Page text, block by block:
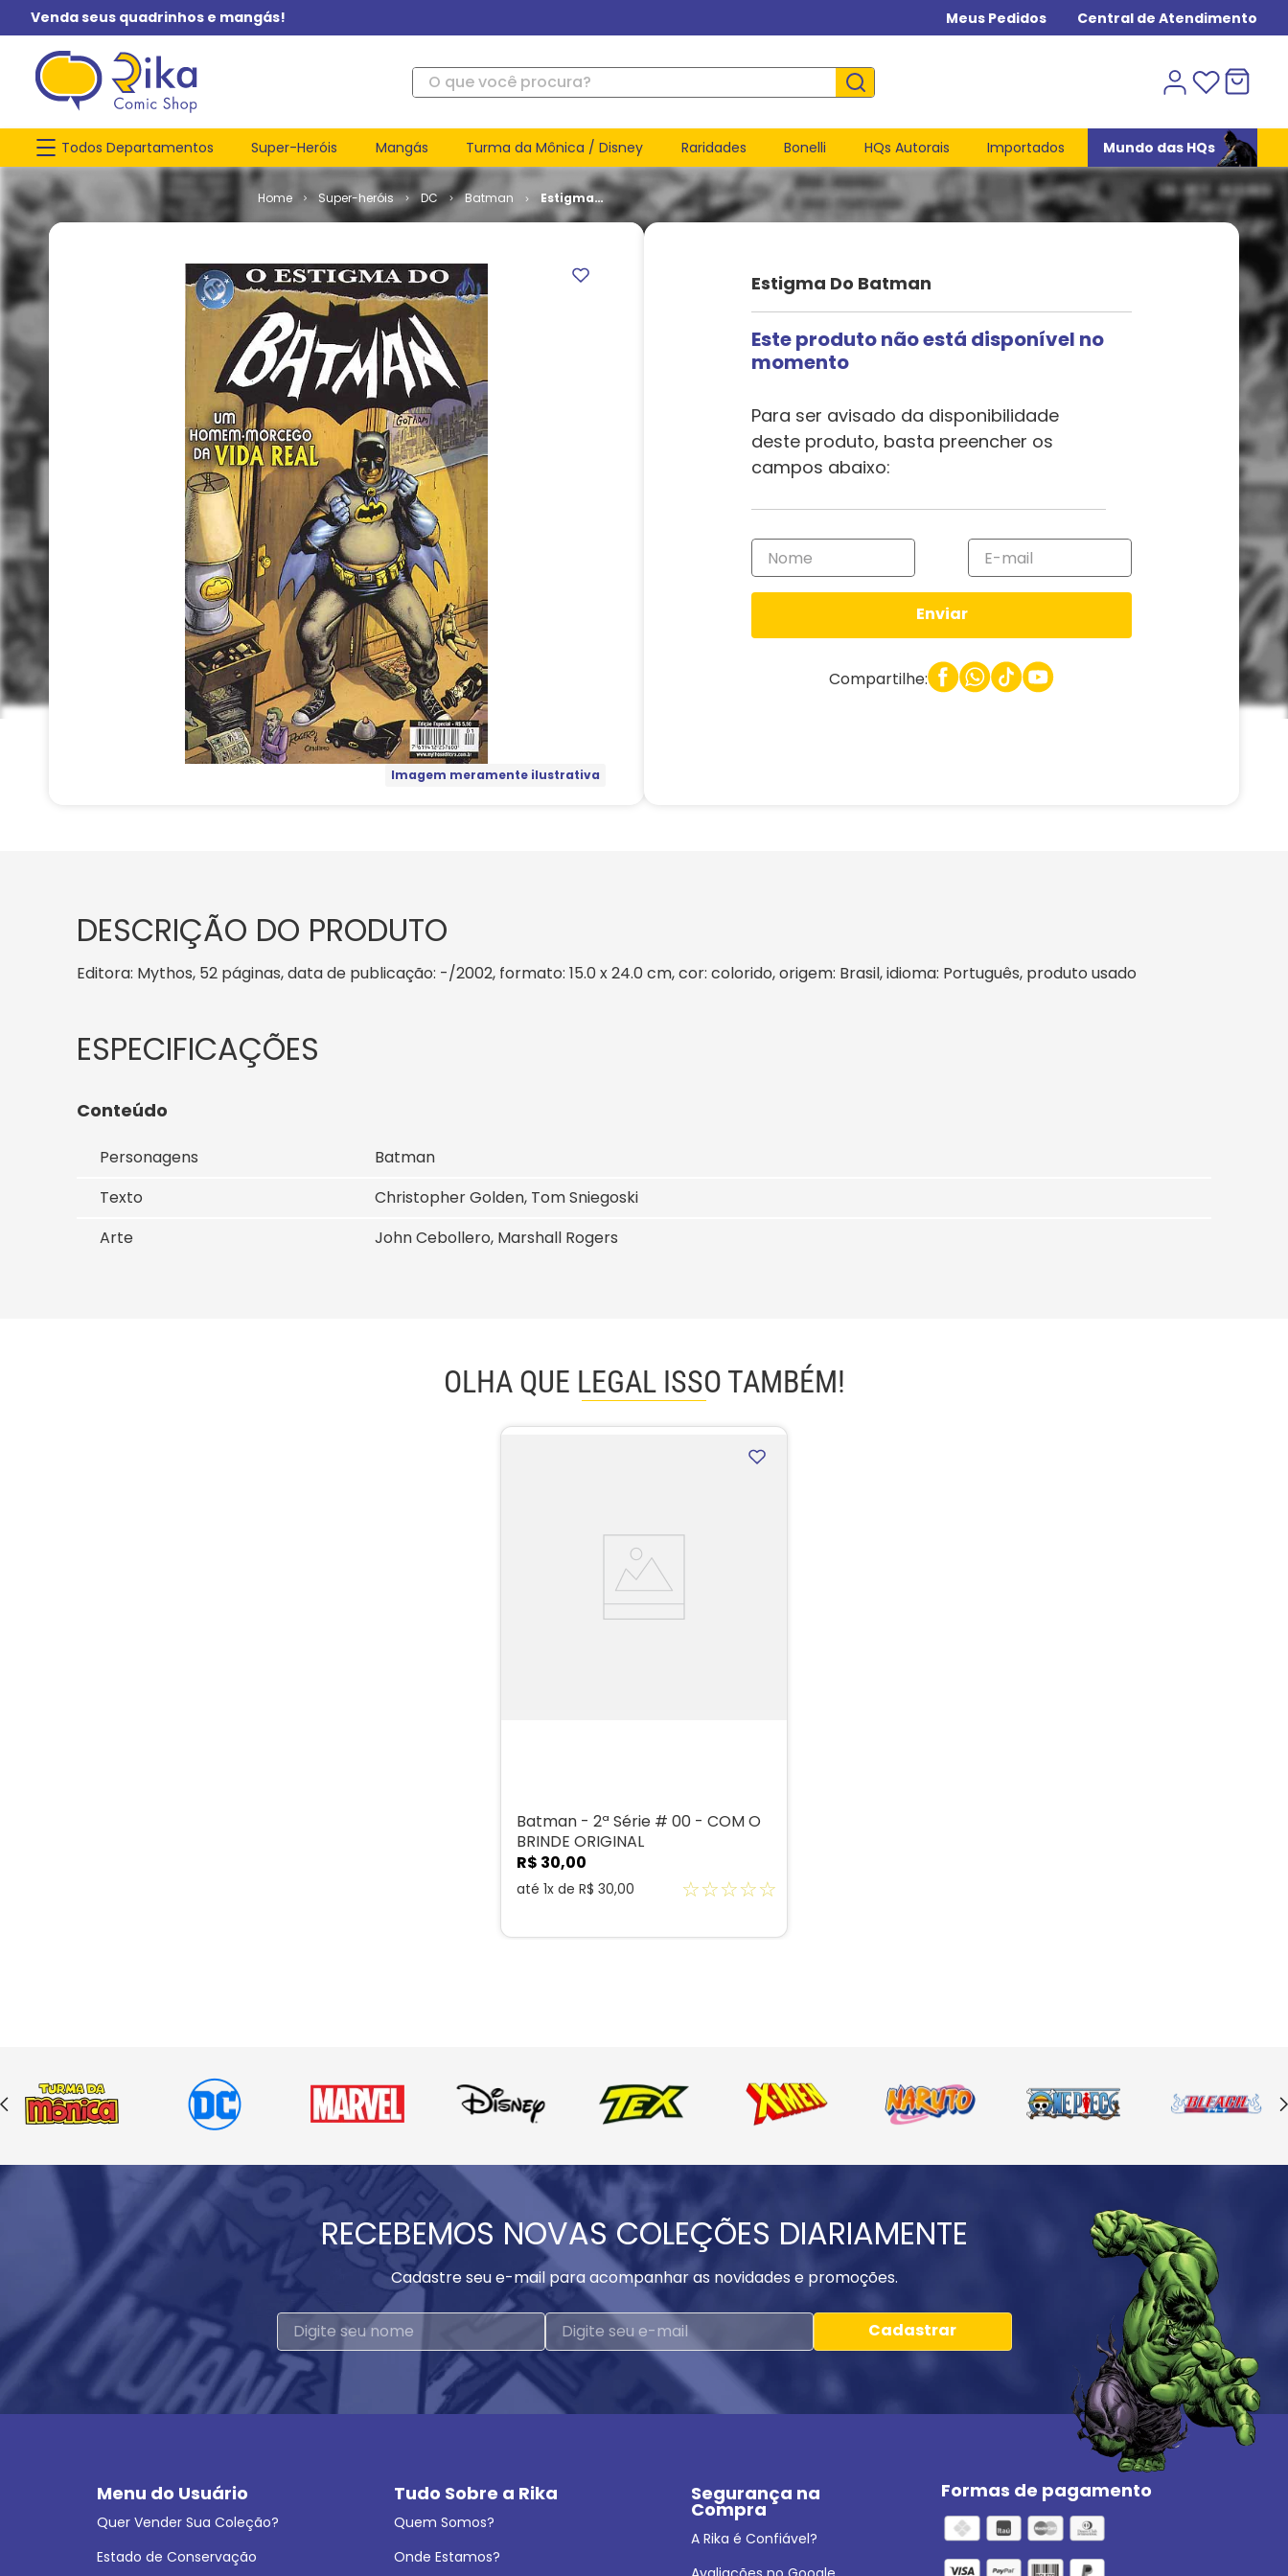
Venda seus quadrinhos e mangás! Meus Pedidos Central de Atendimento
O que você procura?
Todos Departamentos Super-Heróis Mangás Turma da Mônica / Disney Raridades Bonelli HQs Autorais Importados Mundo das HQs
Super-heróis DC Batman
Estigma
do
Imagem meramente ilustrativa
Estigma Do Batman
Este produto não está disponível no
momento
Para ser avisado da disponibilidade
deste produto, basta preencher os
campos abaixo:
Enviar
Compartilhe:
DESCRIÇÃO DO PRODUTO
Editora: Mythos, 52 páginas, data de publicação: -/2002, formato: 15.0 x 24.0 cm, cor: colorido, origem: Brasil, idioma: Português, produto usado
Conteúdo
Personagens
Batman
Texto
Christopher Golden, Tom Sniegoski
Arte
John Cebollero, Marshall Rogers
OLHA QUE LEGAL ISSO TAMBÉM!
Batman - 2ª Série # 00 - COM O
BRINDE ORIGINAL
R$ 30,00
até 1x de R$ 30,00 ☆☆☆☆☆
RECEBEMOS NOVAS COLEÇÕES DIARIAMENTE
Cadastre seu e-mail para acompanhar as novidades e promoções.
Cadastrar
Menu do Usuário
Quer Vender Sua Coleção?
Estado de Conservação
Tudo Sobre a Rika
Quem Somos?
Onde Estamos?
Segurança na
Compra
A Rika é Confiável?
Formas de pagamento